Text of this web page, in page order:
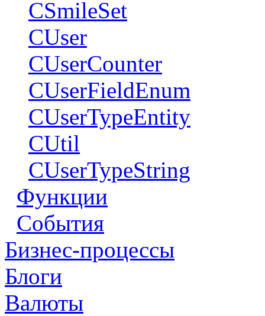
CSmileSet
CUser
CUserCounter
CUserFieldEnum
CUserTypeEntity
CUtil
CUserTypeString
Функции
События
Бизнес-процессы
Блоги
Валюты